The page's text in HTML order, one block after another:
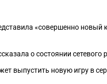
«совершенно новый
о состоянии
выпустить новую игру в